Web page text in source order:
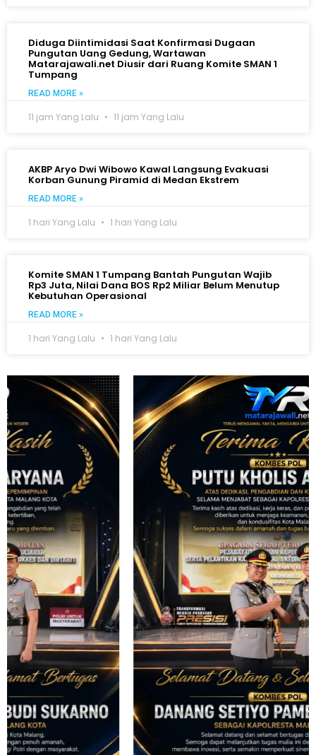
Diduga Diintimidasi Saat Konfirmasi Dugaan
Pungutan Uang Gedung, Wartawan
Matarajawali.net Diusir dari Ruang Komite SMAN 1
Tumpang
READ MORE »
11 jam Yang Lalu 11 jam Yang Lalu
AKBP Aryo Dwi Wibowo Kawal Langsung Evakuasi
Korban Gunung Piramid di Medan Ekstrem
READ MORE »
1 hari Yang Lalu 1 hari Yang Lalu
Komite SMAN 1 Tumpang Bantah Pungutan Wajib
Rp3 Juta, Nilai Dana BOS Rp2 Miliar Belum Menutup
Kebutuhan Operasional
READ MORE »
1 hari Yang Lalu 1 hari Yang Lalu